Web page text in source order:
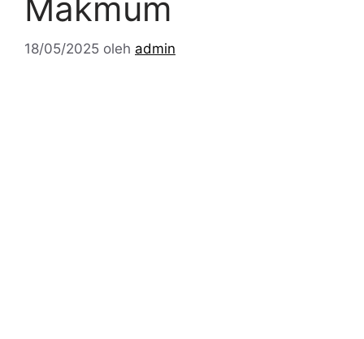
Makmum
18/05/2025 oleh admin